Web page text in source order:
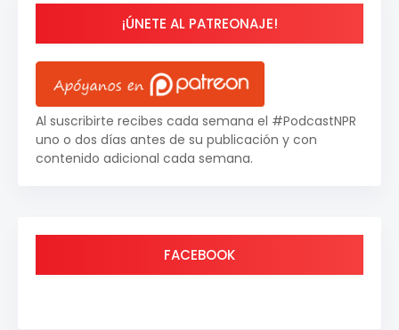
¡ÚNETE AL PATREONAJE!
Al suscribirte recibes cada semana el #PodcastNPR
uno o dos días antes de su publicación y con
contenido adicional cada semana.
FACEBOOK